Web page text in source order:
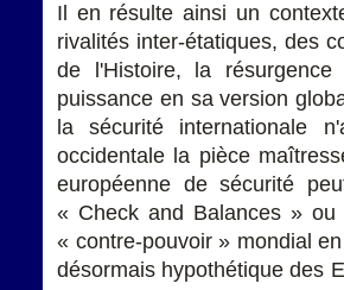
Il en résulte ainsi un
rivalités inter-étatiques, des
de l'Histoire, la
puissance en sa version
la sécurité internationale
occidentale la pièce
européenne de sécurité
« Check and Balances »
« contre-pouvoir » mondial
désormais hypothétique des